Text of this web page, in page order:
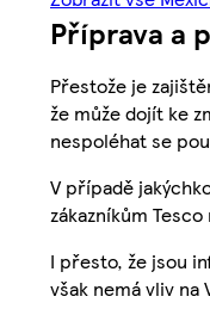
Příprava a
Přestože je
že může dojít ke
nespoléhat se
V případě
zákazníkům
I přesto, že jsou
však nemá vliv na